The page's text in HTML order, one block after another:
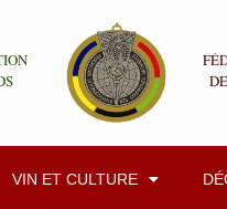
VIN ET CULTURE